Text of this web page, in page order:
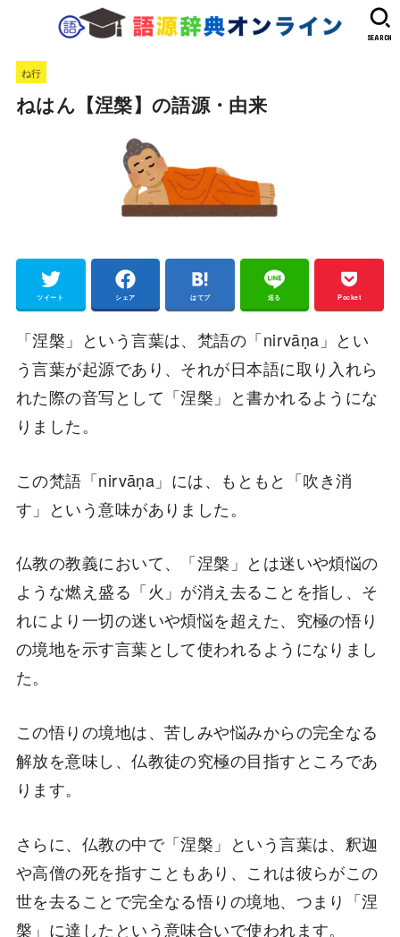
SEARCH
ね行
ねはん【涅槃】の語源・由来
ツイート シェア はてブ 送る Pocket
「涅槃」という言葉は、梵語の「nirvāṇa」とい
う言葉が起源であり、それが日本語に取り入れら
れた際の音写として「涅槃」と書かれるようにな
りました。
この梵語「nirvāṇa」には、もともと「吹き消
す」という意味がありました。
仏教の教義において、「涅槃」とは迷いや煩悩の
ような燃え盛る「火」が消え去ることを指し、そ
れにより一切の迷いや煩悩を超えた、究極の悟り
の境地を示す言葉として使われるようになりまし
た。
この悟りの境地は、苦しみや悩みからの完全なる
解放を意味し、仏教徒の究極の目指すところであ
ります。
さらに、仏教の中で「涅槃」という言葉は、釈迦
や高僧の死を指すこともあり、これは彼らがこの
世を去ることで完全なる悟りの境地、つまり「涅
槃」に達したという意味合いで使われます。